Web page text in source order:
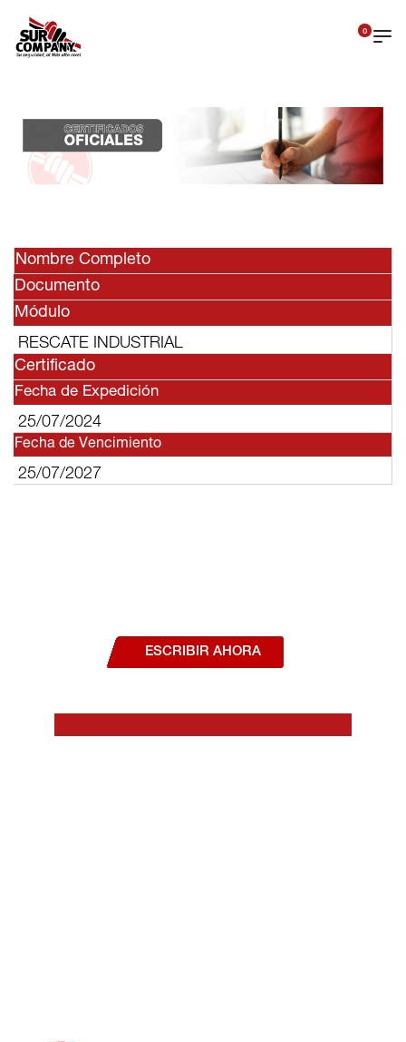
0
Nombre Completo
Documento
Módulo
RESCATE INDUSTRIAL
Certificado
Fecha de Expedición
25/07/2024
Fecha de Vencimiento
25/07/2027
ESCRIBIR AHORA